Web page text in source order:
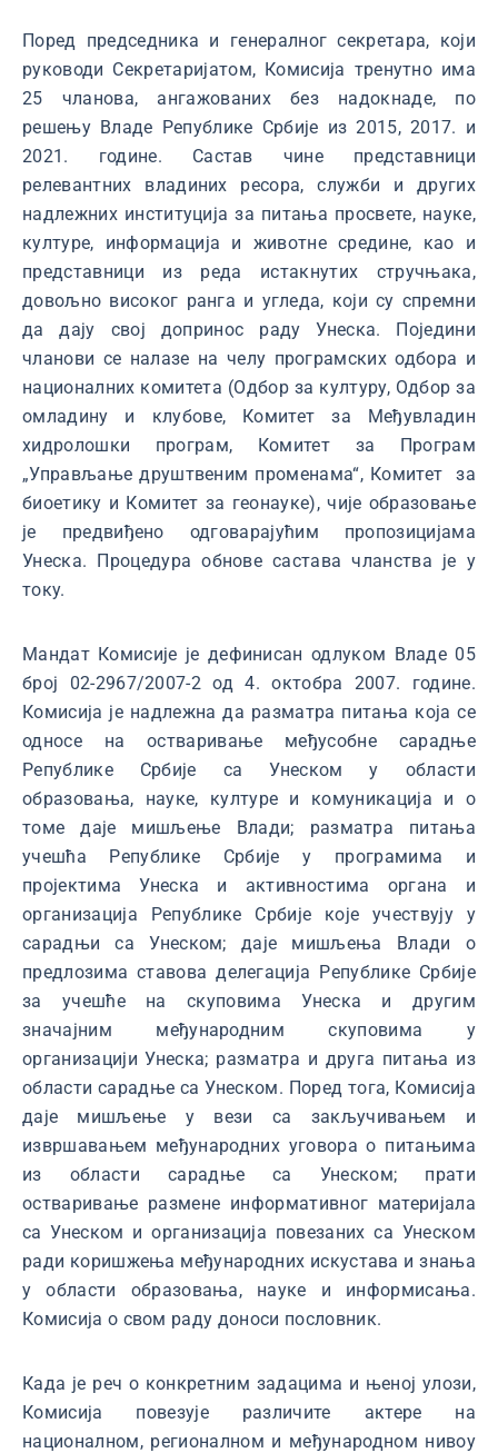
Поред председника и генералног секретара, који
руководи Секретаријатом, Комисија тренутно има
25 чланова, ангажованих без надокнаде, по
решењу Владе Републике Србије из 2015, 2017. и
2021. године. Састав чине представници
релевантних владиних ресора, служби и других
надлежних институција за питања просвете, науке,
културе, информација и животне средине, као и
представници из реда истакнутих стручњака,
довољно високог ранга и угледа, који су спремни
да дају свој допринос раду Унеска. Поједини
чланови се налазе на челу програмских одбора и
националних комитета (Одбор за културу, Одбор за
омладину и клубове, Комитет за Међувладин
хидролошки програм, Комитет за Програм
„Управљање друштвеним променама“, Комитет за
биоетику и Комитет за геонауке), чије образовање
је предвиђено одговарајућим пропозицијама
Унеска. Процедура обнове састава чланства је у
току.
Мандат Комисије је дефинисан одлуком Владе 05
број 02-2967/2007-2 од 4. октобра 2007. године.
Комисија је надлежна да разматра питања која се
односе на остваривање међусобне сарадње
Републике Србије са Унеском у области
образовања, науке, културе и комуникација и о
томе даје мишљење Влади; разматра питања
учешћа Републике Србије у програмима и
пројектима Унеска и активностима органа и
организација Републике Србије које учествују у
сарадњи са Унеском; даје мишљења Влади о
предлозима ставова делегација Републике Србије
за учешће на скуповима Унеска и другим
значајним међународним скуповима у
организацији Унеска; разматра и друга питања из
области сарадње са Унеском. Поред тога, Комисија
даје мишљење у вези са закључивањем и
извршавањем међународних уговора о питањима
из области сарадње са Унеском; прати
остваривање размене информативног материјала
са Унеском и организација повезаних са Унеском
ради коришжења међународних искустава и знања
у области образовања, науке и информисања.
Комисија о свом раду доноси пословник.
Када је реч о конкретним задацима и њеној улози,
Комисија повезује различите актере на
националном, регионалном и међународном нивоу